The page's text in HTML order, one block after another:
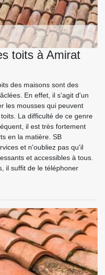
toits à Amirat
des maisons sont des
En effet, il s'agit d'un
les mousses qui peuvent
La difficulté de ce genre
il est très fortement
en la matière. SB
et n'oubliez pas qu'il
et accessibles à tous.
il suffit de le téléphoner